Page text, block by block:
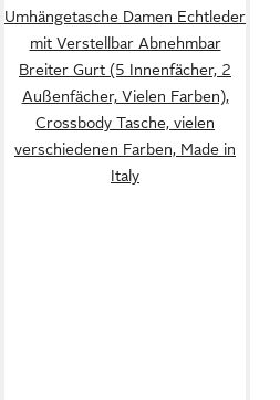
Umhängetasche Damen Echtleder
mit Verstellbar Abnehmbar
Breiter Gurt (5 Innenfächer, 2
Außenfächer, Vielen Farben),
Crossbody Tasche, vielen
verschiedenen Farben, Made in
Italy